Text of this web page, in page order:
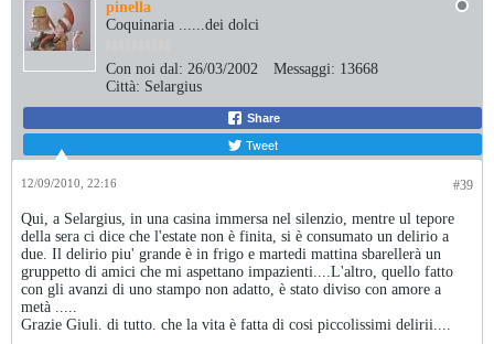
pinella
Coquinaria ......dei dolci
Con noi dal: 26/03/2002 Messaggi: 13668
Città: Selargius
Share
Tweet
#39
12/09/2010, 22:16
Qui, a Selargius, in una casina immersa nel silenzio, mentre ul tepore
della sera ci dice che l'estate non è finita, si è consumato un delirio a
due. Il delirio piu' grande è in frigo e martedi mattina sbarellerà un
gruppetto di amici che mi aspettano impazienti....L'altro, quello fatto
con gli avanzi di uno stampo non adatto, è stato diviso con amore a
metà .....
Grazie Giuli. di tutto. che la vita è fatta di cosi piccolissimi delirii....